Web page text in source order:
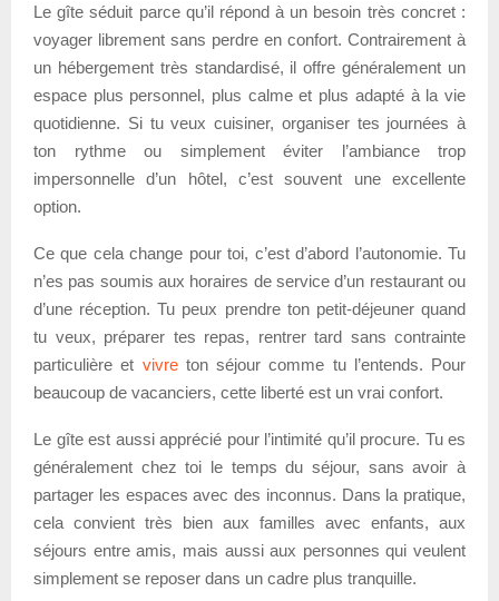
Le gîte séduit parce qu’il répond à un besoin très concret :
voyager librement sans perdre en confort. Contrairement à
un hébergement très standardisé, il offre généralement un
espace plus personnel, plus calme et plus adapté à la vie
quotidienne. Si tu veux cuisiner, organiser tes journées à
ton rythme ou simplement éviter l’ambiance trop
impersonnelle d’un hôtel, c’est souvent une excellente
option.
Ce que cela change pour toi, c’est d’abord l’autonomie. Tu
n’es pas soumis aux horaires de service d’un restaurant ou
d’une réception. Tu peux prendre ton petit-déjeuner quand
tu veux, préparer tes repas, rentrer tard sans contrainte
particulière et vivreton séjour comme tu l’entends. Pour
beaucoup de vacanciers, cette liberté est un vrai confort.
Le gîte est aussi apprécié pour l’intimité qu’il procure. Tu es
généralement chez toi le temps du séjour, sans avoir à
partager les espaces avec des inconnus. Dans la pratique,
cela convient très bien aux familles avec enfants, aux
séjours entre amis, mais aussi aux personnes qui veulent
simplement se reposer dans un cadre plus tranquille.